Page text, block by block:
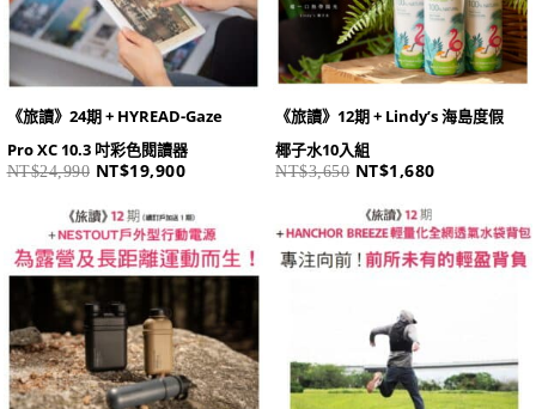
《旅讀》24期 + HYREAD-Gaze
Pro XC 10.3 吋彩色閱讀器
NT$24,990 NT$19,900
《旅讀》12期 + Lindy’s 海島度假
椰子水10入組
NT$3,650 NT$1,680
格
範
圍：
NT$1,980
到
始
價
格：
NT$6,390。
價
格：
NT$3,580。